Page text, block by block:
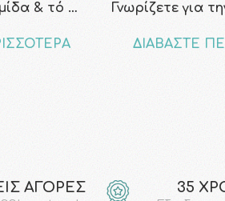
& τό …
Γνωρίζετε για
ΔΙΑΒΑΣΤΕ
ΑΓΟΡΕΣ 35